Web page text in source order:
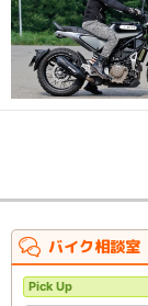
バイク相談室
Pick Up